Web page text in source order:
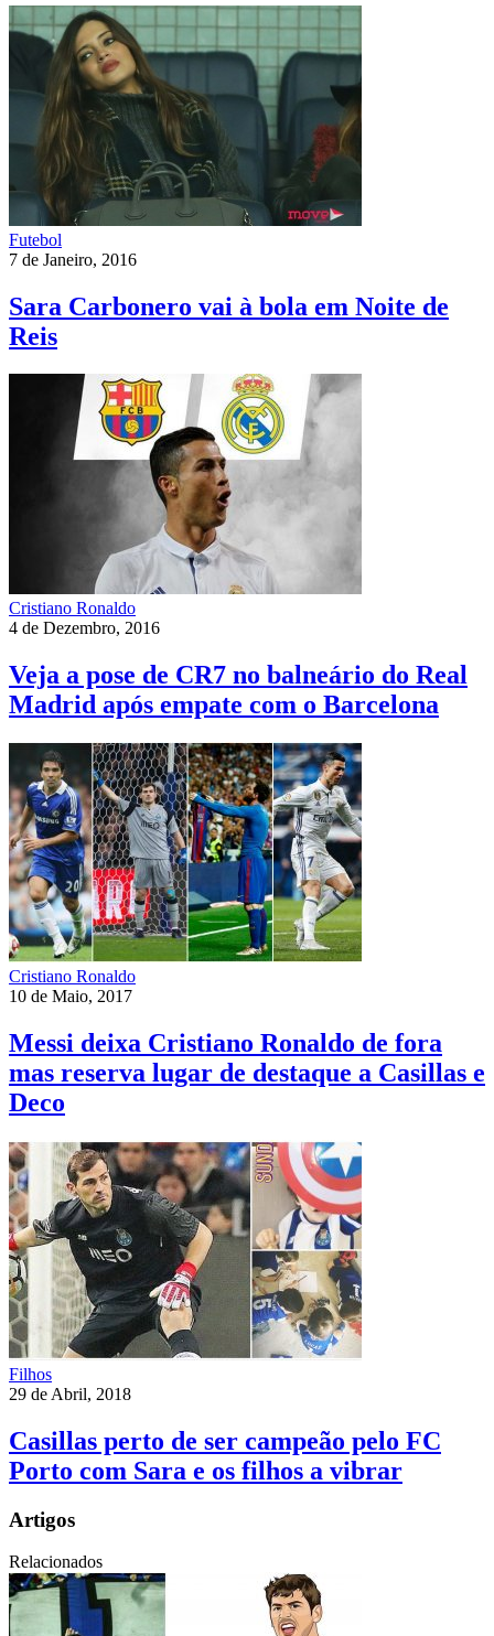
Futebol
7 de Janeiro, 2016
Sara Carbonero vai à bola em Noite de
Reis
Cristiano Ronaldo
4 de Dezembro, 2016
Veja a pose de CR7 no balneário do Real
Madrid após empate com o Barcelona
Cristiano Ronaldo
10 de Maio, 2017
Messi deixa Cristiano Ronaldo de fora
mas reserva lugar de destaque a Casillas e
Deco
Filhos
29 de Abril, 2018
Casillas perto de ser campeão pelo FC
Porto com Sara e os filhos a vibrar
Artigos
Relacionados